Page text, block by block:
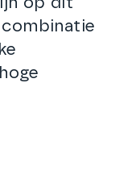
combinatie